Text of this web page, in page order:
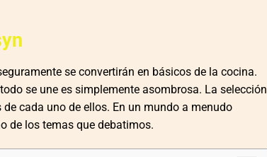
se convertirán en básicos de la cocina.
se une es simplemente asombrosa. La selección
cada uno de ellos. En un mundo a menudo
de los temas que debatimos.